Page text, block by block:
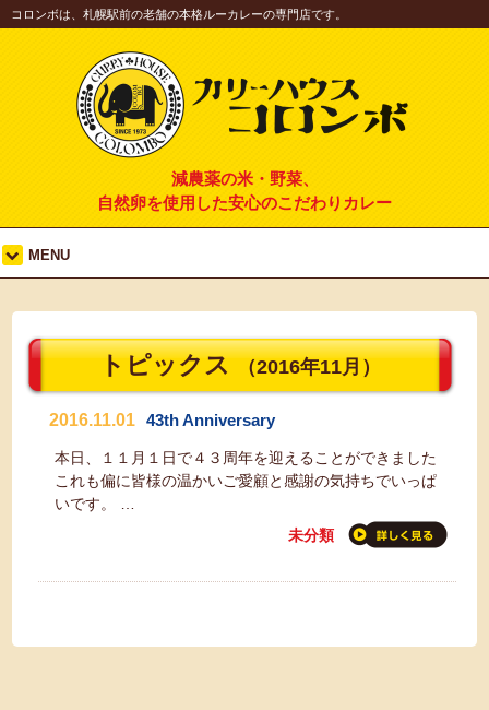
コロンボは、札幌駅前の老舗の本格ルーカレーの専門店です。
減農薬の米・野菜、
自然卵を使用した安心のこだわりカレー
MENU
トピックス （2016年11月）
2016.11.01 43th Anniversary
本日、１１月１日で４３周年を迎えることができました
これも偏に皆様の温かいご愛顧と感謝の気持ちでいっぱ
いです。 …
未分類